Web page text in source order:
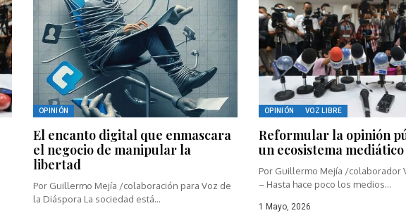
OPINIÓN
El encanto digital que enmascara
el negocio de manipular la
libertad
Por Guillermo Mejía /colaboración para Voz de
la Diáspora La sociedad está...
OPINIÓN VOZ LIBRE
Reformular la opinión
un ecosistema
Por Guillermo Mejía /colaborador
– Hasta hace poco los medios...
1 Mayo, 2026